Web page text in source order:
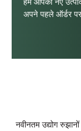
अपने पहले ऑर्डर
नवीनतम उद्योग